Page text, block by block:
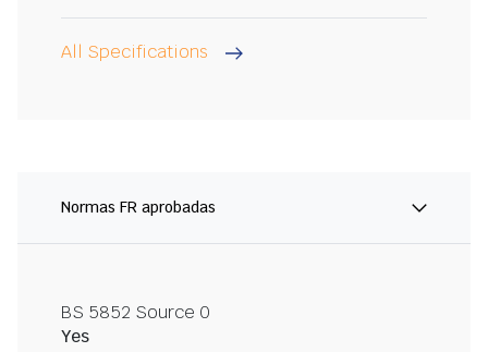
All Specifications
Normas FR aprobadas
BS 5852 Source 0
Yes